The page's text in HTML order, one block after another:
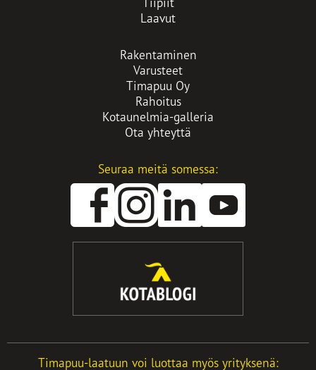
Laavut
Rakentaminen
Varusteet
Timapuu Oy
Rahoitus
Kotaunelmia-galleria
Ota yhteyttä
Seuraa meitä somessa:
Avautuu
uuteen
välilehteen
Avautuu
uuteen
välilehteen
Avautuu
uuteen
välilehteen
Timapuu-laatuun voi luottaa myös yrityksenä: